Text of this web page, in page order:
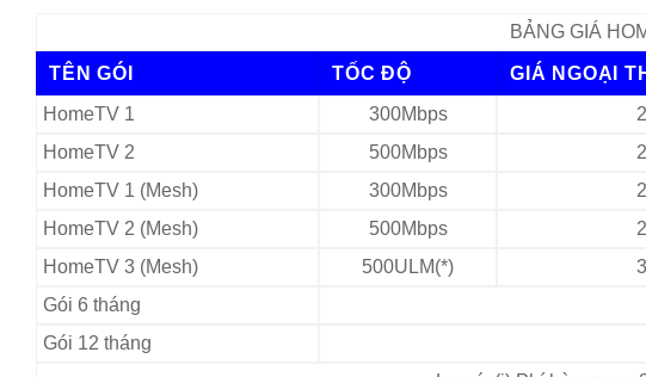
BẢNG GIÁ
TÊN GÓI TỐC ĐỘ GIÁ NGOẠI
HomeTV 1
300Mbps
HomeTV 2
500Mbps
HomeTV 1 (Mesh)
300Mbps
HomeTV 2 (Mesh)
500Mbps
HomeTV 3 (Mesh)
500ULM(*)
Gói 6 tháng
Gói 12 tháng